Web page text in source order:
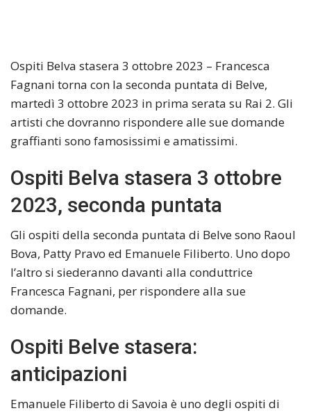
Ospiti Belva stasera 3 ottobre 2023 – Francesca
Fagnani torna con la seconda puntata di Belve,
martedì 3 ottobre 2023 in prima serata su Rai 2. Gli
artisti che dovranno rispondere alle sue domande
graffianti sono famosissimi e amatissimi.
Ospiti Belva stasera 3 ottobre
2023, seconda puntata
Gli ospiti della seconda puntata di Belve sono Raoul
Bova, Patty Pravo ed Emanuele Filiberto. Uno dopo
l’altro si siederanno davanti alla conduttrice
Francesca Fagnani, per rispondere alla sue
domande.
Ospiti Belve stasera:
anticipazioni
Emanuele Filiberto di Savoia è uno degli ospiti di